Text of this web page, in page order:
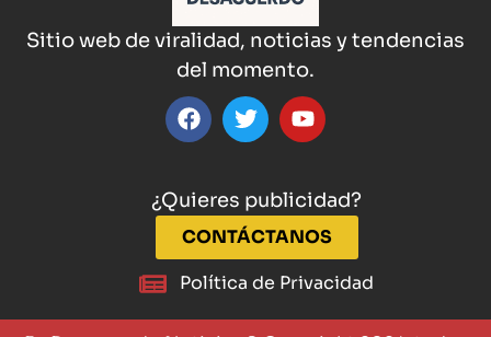
¿Quieres publicidad?
CONTÁCTANOS
Política de Privacidad
Sitio web de viralidad, noticias y tendencias
del momento.